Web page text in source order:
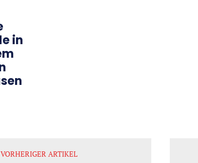
in
VORHERIGER ARTIKEL